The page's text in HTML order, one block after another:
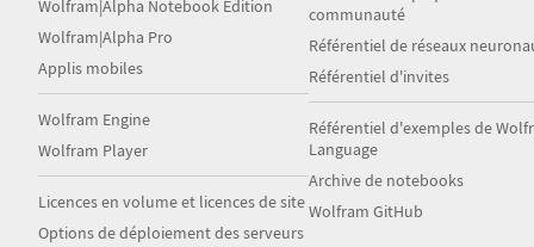
Wolfram|Alpha Notebook Edition
Wolfram|Alpha Pro
Applis mobiles
Wolfram Engine
Wolfram Player
Licences en volume et licences de site
Options de déploiement des serveurs
communauté
Référentiel de réseaux
Référentiel d'invites
Référentiel d'exemples de
Language
Archive de notebooks
Wolfram GitHub